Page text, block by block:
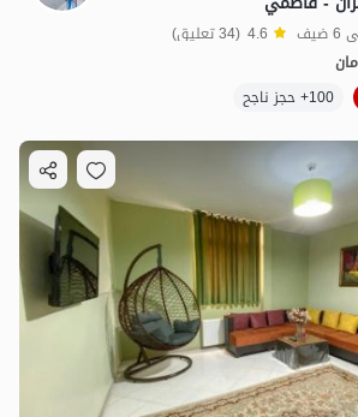
4.6 (34 تعليق)
100+ حجز ناجح